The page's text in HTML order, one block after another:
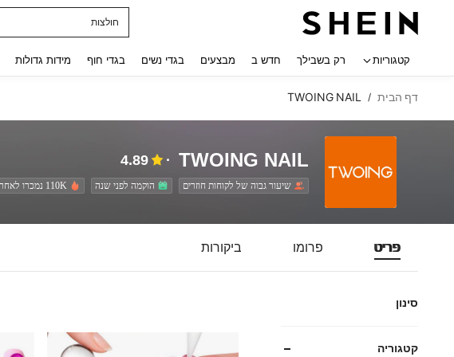
בגד ים
קטגוריות רק בשבילך חדש ב מבצעים בגדי נשים בגדי חוף מידות גדולות
דף הבית /
TWOING NAIL
TWOING NAIL
4.89
שיעור גבוה של לקוחות חוזרים הוקמה לפני שנה 110K נמכרו לאחרונה
פריט פרומו ביקורות
סינון
קטגוריה